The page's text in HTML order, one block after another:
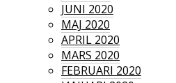
JUNI 2020
MAJ 2020
APRIL 2020
MARS 2020
FEBRUARI 2020